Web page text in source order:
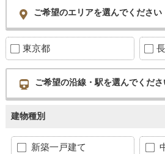
ご希望のエリアを選んでください
東京都
ご希望の沿線・駅を選んでくださ
建物種別
新築一戸建て